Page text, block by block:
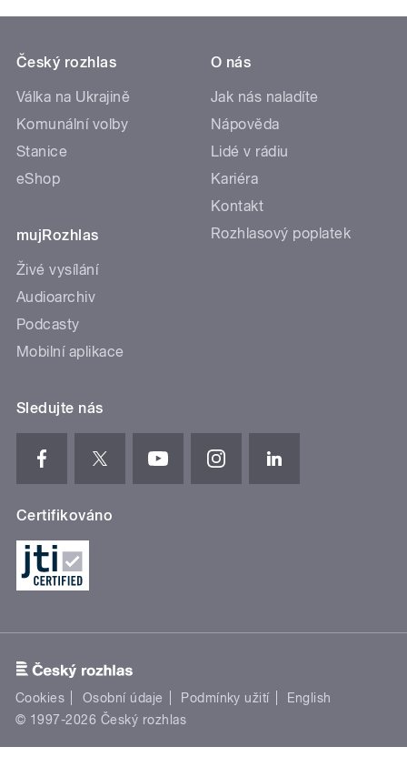
Český rozhlas
Válka na Ukrajině
Komunální volby
Stanice
eShop
mujRozhlas
Živé vysílání
Audioarchiv
Podcasty
Mobilní aplikace
O nás
Jak nás naladíte
Nápověda
Lidé v rádiu
Kariéra
Kontakt
Rozhlasový poplatek
Sledujte nás
Certifikováno
Cookies Osobní údaje Podmínky užití
English
© 1997-2026 Český rozhlas